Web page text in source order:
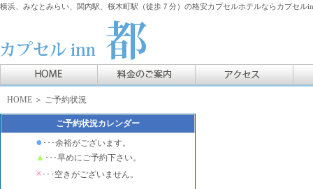
横浜、みなとみらい、関内駅、桜木町駅（徒歩７分）の格安カプセルホテルならカプセル
HOME ＞ ご予約状況
ご予約状況カレンダー
● ･･･余裕がございます。
▲ ･･･早めにご予約下さい。
× ･･･空きがございません。